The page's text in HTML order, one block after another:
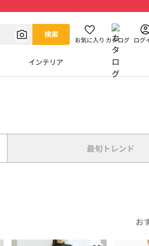
検索
お気に入り カタログ ログ
インテリア
最旬トレンド